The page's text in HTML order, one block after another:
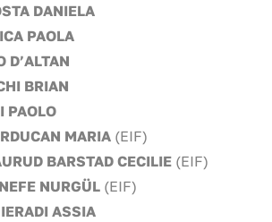
DANIELA
PAOLA
D’ALTAN
BRIAN
PAOLO
MARIA (EIF)
BARSTAD CECILIE (EIF)
NURGÜL (EIF)
IERADI ASSIA